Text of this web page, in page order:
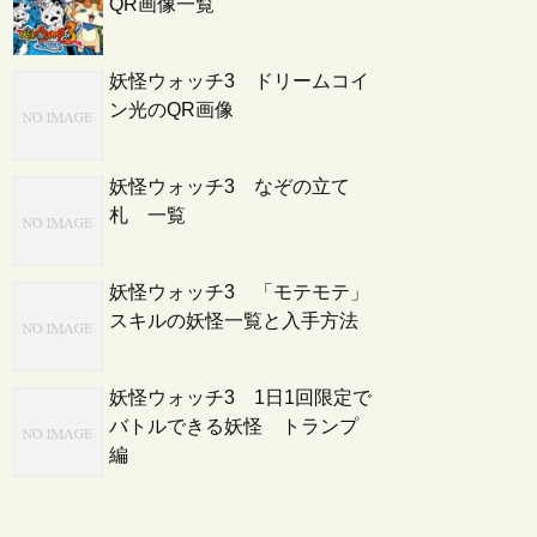
QR画像一覧
妖怪ウォッチ3 ドリームコイ
ン光のQR画像
妖怪ウォッチ3 なぞの立て
札 一覧
妖怪ウォッチ3 「モテモテ」
スキルの妖怪一覧と入手方法
妖怪ウォッチ3 1日1回限定で
バトルできる妖怪 トランプ
編